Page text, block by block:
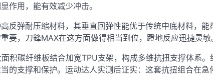
作用，能有效减少冲击。
反弹耐压缩材料，其垂直回弹性能优于传统中底材料，
要，刀鋒MAX在这方面做得相当到位，蹬地反应迅捷灵敏
积碳纤维板结合加宽TPU支架，构成多维抗扭支撑体系。
的支撑和保护。运动达人实测后证实：这套抗扭组合在急